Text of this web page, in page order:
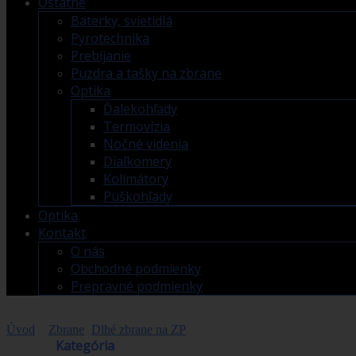
Baterky, svietidlá
Pyrotechnika
Prebíjanie
Puzdra a tašky na zbrane
Optika
Ďalekohľady
Termovízia
Nočné videnia
Diaľkomery
Kolimátory
Puškohľady
Optika
Kontakt
O nás
Obchodné podmienky
Prepravné podmienky
Úvod Zbrane Dlhé zbrane na ZP
Kategória